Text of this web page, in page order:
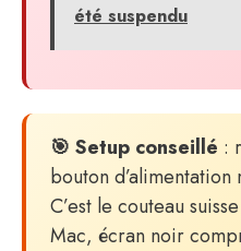
été suspendu
🎯 Setup conseillé :
bouton d’alimentation
C’est le couteau
Mac, écran noir